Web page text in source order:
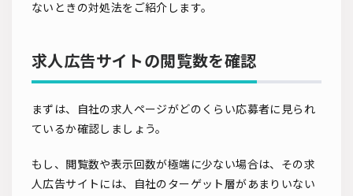
ないときの対処法をご紹介します。
求人広告サイトの閲覧数を確認
まずは、自社の求人ページがどのくらい応募者に見られ
ているか確認しましょう。
もし、閲覧数や表示回数が極端に少ない場合は、その求
人広告サイトには、自社のターゲット層があまりいない